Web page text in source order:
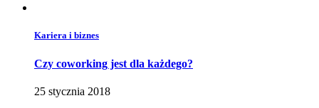
Kariera i biznes
Czy coworking jest dla każdego?
25 stycznia 2018